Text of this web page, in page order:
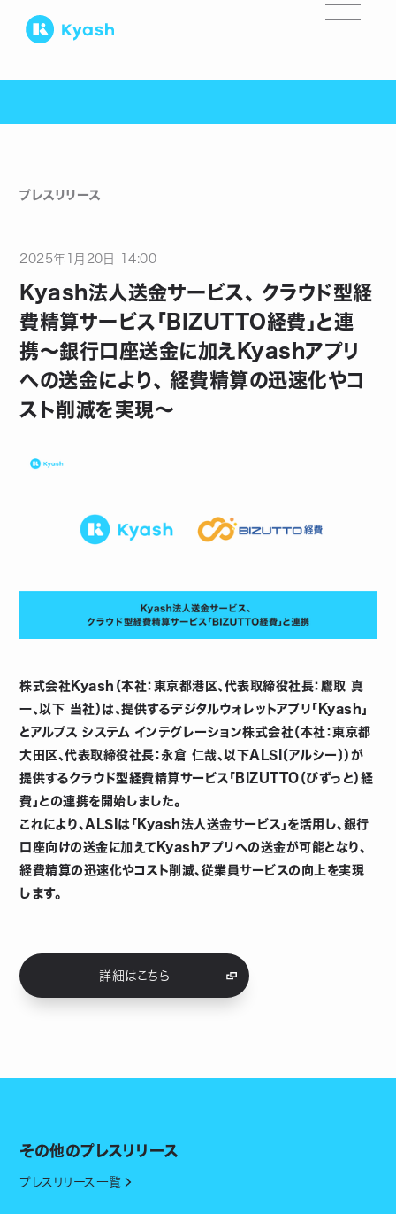
プレスリリース
2025年 月 20 日 14:00
Kyash法人送金サービス、 クラウド型経
費精算サービス「BIZUTTO経費」と連
携〜銀行口座送金に加えKyashアプリ
への送金により、 経費精算の迅速化やコ
スト削減を実現〜
株式会社Kyash（本社：東京都港区、代表取締役社長：鷹取 真
一、以下 当社）は、提供するデジタルウォレットアプリ「Kyash」
とアルプス システム インテグレーション株式会社（本社：東京都
大田区、代表取締役社長：永倉 仁哉、以下ALSI〔アルシー〕）が
提供するクラウド型経費精算サービス「BIZUTTO（びずっと）経
費」との連携を開始しました。
これにより、ALSIは「Kyash法人送金サービス」を活用し、銀行
口座向けの送金に加えてKyashアプリへの送金が可能となり、
経費精算の迅速化やコスト削減、従業員サービスの向上を実現
します。
詳細はこちら
その他のプレスリリース
プレスリリース一覧